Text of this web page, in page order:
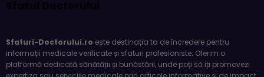
informații medicale verificate și sfaturi profesioniste. Oferim o
platformă dedicată sănătății și bunăstării, unde poți să îți promovezi
expertiza sau serviciile medicale prin articole informative și de impact.